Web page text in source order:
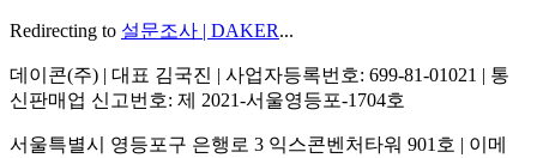
Redirecting to 설문조사 | DAKER...
데이콘(주) | 대표 김국진 | 사업자등록번호: 699-81-01021 | 통
신판매업 신고번호: 제 2021-서울영등포-1704호
서울특별시 영등포구 은행로 3 익스콘벤처타워 901호 | 이메